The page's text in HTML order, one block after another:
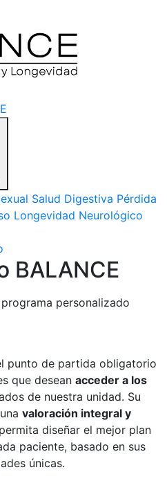
Salud Digestiva Pérdida
Longevidad Neurológico
BALANCE
personalizado
punto de partida obligatorio
que desean acceder a los
de nuestra unidad. Su
valoración integral y
diseñar el mejor plan
paciente, basado en sus
únicas.